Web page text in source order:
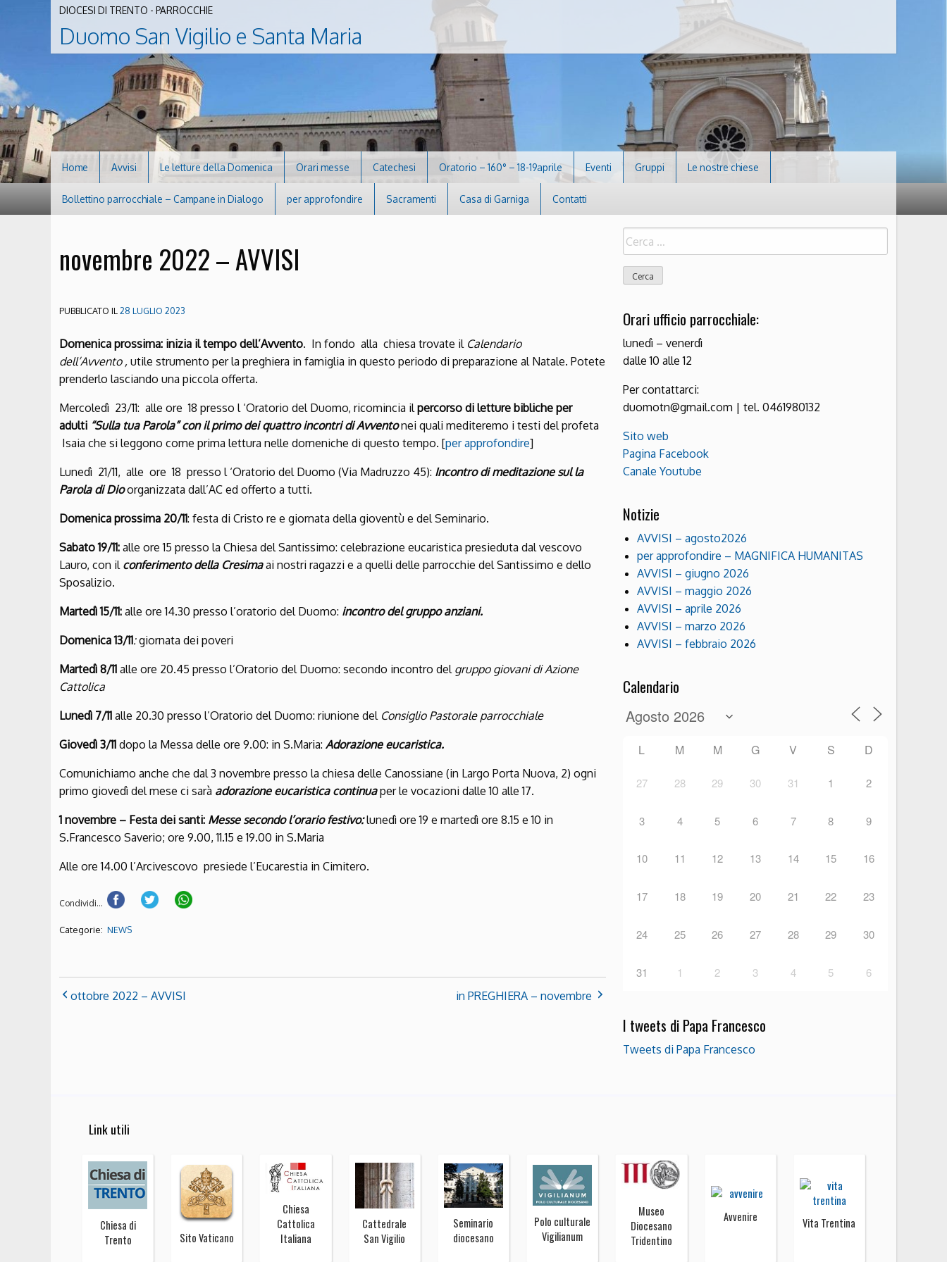
DIOCESI DI TRENTO - PARROCCHIE
Duomo San Vigilio e Santa Maria
Home Avvisi Le letture della Domenica Orari messe Catechesi Oratorio – 160° – 18-19aprile Eventi Gruppi Le nostre chiese
Bollettino parrocchiale – Campane in Dialogo per approfondire Sacramenti Casa di Garniga Contatti
novembre 2022 – AVVISI
PUBBLICATO IL28 LUGLIO 2023
Domenica prossima: inizia il tempo dell’Avvento. In fondo alla chiesa trovate il Calendario
dell’Avvento , utile strumento per la preghiera in famiglia in questo periodo di prepa­razione al Natale. Potete
prenderlo lasciando una piccola offerta.
Mercoledì 23/11: alle ore 18 presso l ‘Oratorio del Duomo, ricomincia ilpercorso di letture bibliche per
adulti “Sulla tua Parola” conilprimo dei quattro incontri di Avventonei quali mediteremo i testi del profeta
Isaia che si leggono come prima lettura nelle domeniche di questo tempo. [per approfondire]
Lunedì 21/11, alle ore 18 presso l ‘Oratorio del Duomo (Via Madruz­zo 45): Incontro di meditazione sul­ la
Parola di Dioorganizzata dall’AC ed offerto a tutti.
Domenica prossima 20/11: festa di Cristo re e giornata della gioventù e del Seminario.
Sabato 19/11: alle ore 15 presso la Chiesa del Santissimo: celebrazione eucaristica presieduta dal vescovo
Lauro, con il conferimento della Cresimaai nostri ragazzi e a quelli delle parrocchie del Santissimo e dello
Sposalizio.
Martedì 15/11: alle ore 14.30 presso l’oratorio del Duomo: incontro del gruppo anziani.
Domenica13/11:giornata dei poveri
Martedì 8/11 alle ore 20.45 presso l’Oratorio del Duomo: secondo incontro del gruppo giovani di Azione
Cattolica
Lunedì 7/11 alle 20.30 presso l’Oratorio del Duomo: riunione del Consiglio Pastorale parrocchiale
Giovedì 3/11 dopo la Messa delle ore 9.00: in S.Maria: Adorazione eucaristica.
Comunichiamo anche che dal 3 novembre presso la chiesa delle Canossiane (in Largo Porta Nuova, 2) ogni
primo giovedì del mese ci sarà adorazione eucaristica continuaper le vocazioni dalle 10 alle 17.
1 novembre – Festa dei santi: Messe secondo l’orario festivo:lunedì ore 19 e martedì ore 8.15 e 10 in
S.Francesco Saverio; ore 9.00, 11.15 e 19.00 in S.Maria
Alle ore 14.00 l’Arcivescovo presiede l’Eucarestia in Cimitero.
Condividi...
Categorie: NEWS
ottobre 2022 – AVVISI in PREGHIERA – novembre
Ricerca
per:
Orari ufficio parrocchiale:
lunedì – venerdì
dalle 10 alle 12
Per contattarci:
duomotn@gmail.com | tel. 0461980132
Sito web
Pagina Facebook
Canale Youtube
Notizie
AVVISI – agosto2026
per approfondire – MAGNIFICA HUMANITAS
AVVISI – giugno 2026
AVVISI – maggio 2026
AVVISI – aprile 2026
AVVISI – marzo 2026
AVVISI – febbraio 2026
Calendario
L M M G V S D
27 28 29 30 31 1 2
3 4 5 6 7 8 9
10 11 12 13 14 15 16
17 18 19 20 21 22 23
24 25 26 27 28 29 30
31 1 2 3 4 5 6
I tweets di Papa Francesco
Tweets di Papa Francesco
Link utili
Chiesa di
Trento
Sito Vaticano
Chiesa
Cattolica
Italiana
Cattedrale
San Vigilio
Seminario
diocesano
Polo culturale
Vigilianum
Museo
Diocesano
Tridentino
Avvenire Vita Trentina